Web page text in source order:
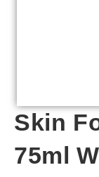
Skin
75ml